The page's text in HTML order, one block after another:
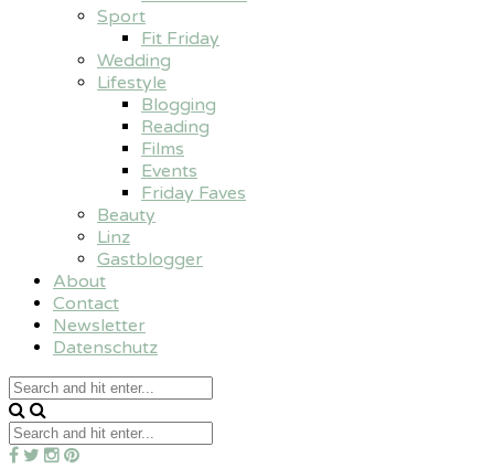
Sport
Fit Friday
Wedding
Lifestyle
Blogging
Reading
Films
Events
Friday Faves
Beauty
Linz
Gastblogger
About
Contact
Newsletter
Datenschutz